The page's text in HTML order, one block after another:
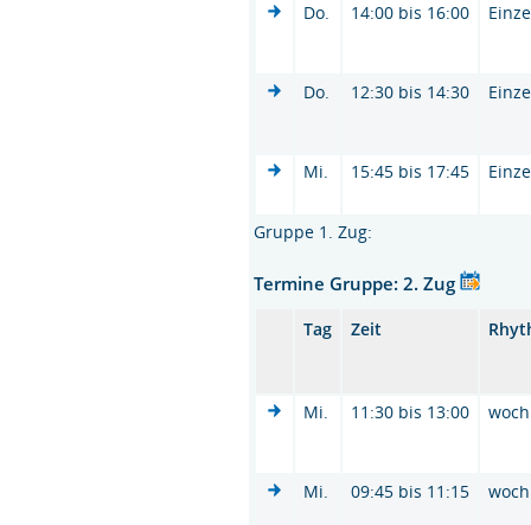
Do. 14:00 bis 16:00
Do. 12:30 bis 14:30
Mi. 15:45 bis 17:45
Gruppe 1. Zug:
Termine Gruppe: 2. Zug
Tag Zeit
Mi. 11:30 bis 13:00 woch
Mi. 09:45 bis 11:15 woch